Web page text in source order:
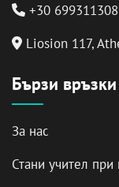
+30
Liosion 117,
Бързи връзки
За нас
Стани учител при